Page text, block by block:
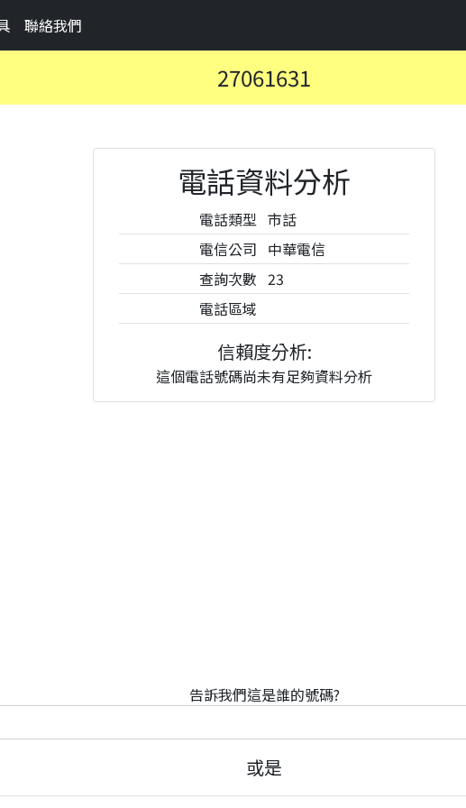
聯絡我們
27061631
電話資料分析
電話類型 市話
電信公司 中華電信
查詢次數 23
電話區域
信賴度分析:
這個電話號碼尚未有足夠資料分析
告訴我們這是誰的號碼?
或是